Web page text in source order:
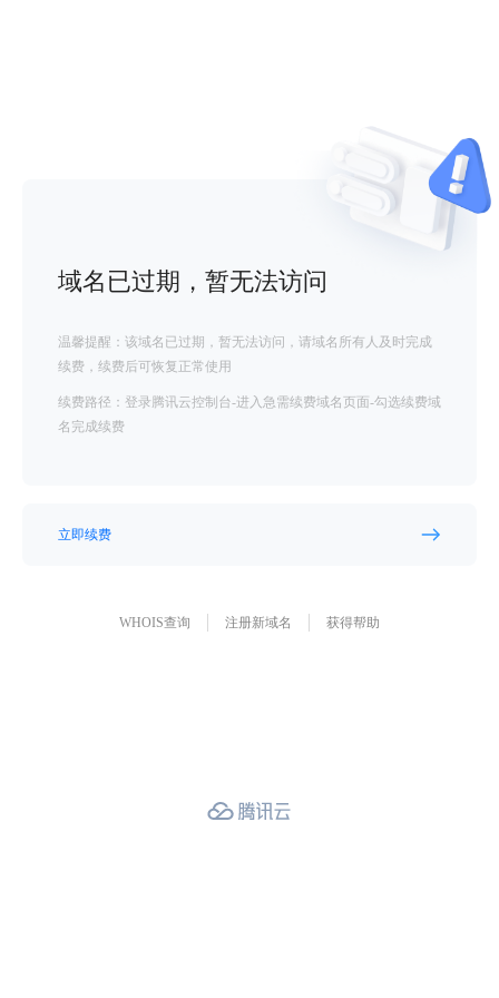
域名已过期，暂无法访问
温馨提醒：该域名已过期，暂无法访问，请域名所有人及时完成
续费，续费后可恢复正常使用
续费路径：登录腾讯云控制台-进入急需续费域名页面-勾选续费域
名完成续费
立即续费
WHOIS查询 注册新域名 获得帮助